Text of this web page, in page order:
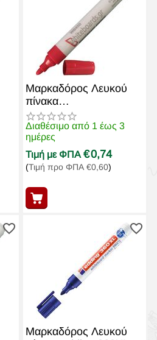
Μαρκαδόρος Λευκού
πίνακα
Επαναγεμιζόμενος
WB450 Κόκκινος
Διαθέσιμο από 1 έως 3
ημέρες
Τιμή με ΦΠΑ €0,74
(Τιμή προ ΦΠΑ €0,60)
Μαρκαδόρος Λευκού